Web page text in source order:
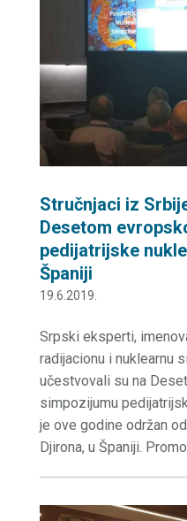
Stručnjaci iz
Desetom
pedijatrijske
Španiji
19.6.2019.
Srpski eksperti,
radijacionu i nuklearnu
učestvovali su na
simpozijumu
je ove godine održan
Djirona, u Španiji.